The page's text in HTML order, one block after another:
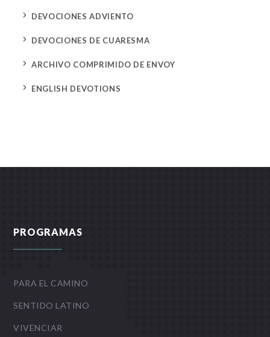
5 DEVOCIONES ADVIENTO
5 DEVOCIONES DE CUARESMA
5 ARCHIVO COMPRIMIDO DE ENVOY
5 ENGLISH DEVOTIONS
PROGRAMAS
PARA EL CAMINO
SENTIDO LATINO
VIVENCIAR